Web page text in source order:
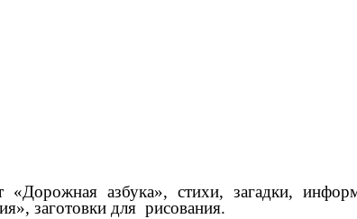
азбука», стихи, загадки,
заготовки для рисования.